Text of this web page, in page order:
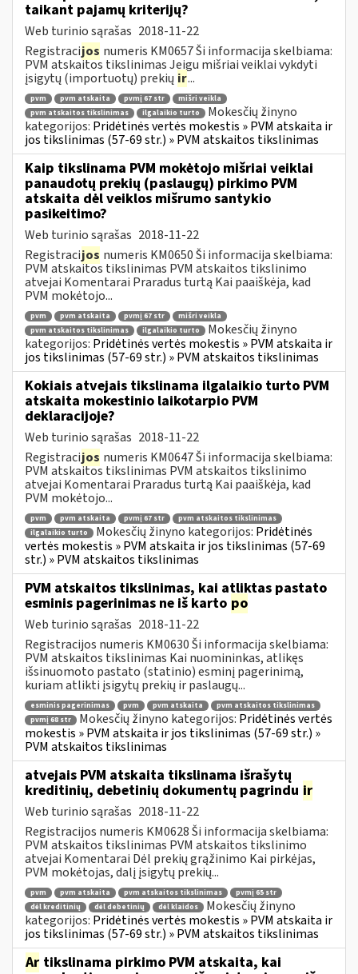
taikant pajamų kriterijų?
Web turinio sąrašas 2018-11-22
Registracijos numeris KM0657 Ši informacija skelbiama:
PVM atskaitos tikslinimas Jeigu mišriai veiklai vykdyti
įsigytų (importuotų) prekių ir...
pvm pvm atskaita pvmį 67 str
mišri veikla
pvm atskaitos tikslinimas
ilgalaikio turto
Mokesčių žinyno
kategorijos: Pridėtinės vertės mokestis » PVM atskaita ir
jos tikslinimas (57-69 str.) » PVM atskaitos tikslinimas
Kaip tikslinama PVM mokėtojo mišriai veiklai
panaudotų prekių (paslaugų) pirkimo PVM
atskaita dėl veiklos mišrumo santykio
pasikeitimo?
Web turinio sąrašas 2018-11-22
Registracijos numeris KM0650 Ši informacija skelbiama:
PVM atskaitos tikslinimas PVM atskaitos tikslinimo
atvejai Komentarai Praradus turtą Kai paaiškėja, kad
PVM mokėtojo...
pvm pvm atskaita pvmį 67 str
mišri veikla
pvm atskaitos tikslinimas
ilgalaikio turto
Mokesčių žinyno
kategorijos: Pridėtinės vertės mokestis » PVM atskaita ir
jos tikslinimas (57-69 str.) » PVM atskaitos tikslinimas
Kokiais atvejais tikslinama ilgalaikio turto PVM
atskaita mokestinio laikotarpio PVM
deklaracijoje?
Web turinio sąrašas 2018-11-22
Registracijos numeris KM0647 Ši informacija skelbiama:
PVM atskaitos tikslinimas PVM atskaitos tikslinimo
atvejai Komentarai Praradus turtą Kai paaiškėja, kad
PVM mokėtojo...
pvm pvm atskaita pvmį 67 str
pvm atskaitos tikslinimas
ilgalaikio turto
Mokesčių žinyno kategorijos: Pridėtinės
vertės mokestis » PVM atskaita ir jos tikslinimas (57-69
str.) » PVM atskaitos tikslinimas
PVM atskaitos tikslinimas, kai atliktas pastato
esminis pagerinimas ne iš karto po
Web turinio sąrašas 2018-11-22
Registracijos numeris KM0630 Ši informacija skelbiama:
PVM atskaitos tikslinimas Kai nuomininkas, atlikęs
išsinuomoto pastato (statinio) esminį pagerinimą,
kuriam atlikti įsigytų prekių ir paslaugų...
esminis pagerinimas pvm pvm atskaita
pvm atskaitos tikslinimas
pvmį 68 str
Mokesčių žinyno kategorijos: Pridėtinės vertės
mokestis » PVM atskaita ir jos tikslinimas (57-69 str.) »
PVM atskaitos tikslinimas
atvejais PVM atskaita tikslinama išrašytų
kreditinių, debetinių dokumentų pagrindu ir
Web turinio sąrašas 2018-11-22
Registracijos numeris KM0628 Ši informacija skelbiama:
PVM atskaitos tikslinimas PVM atskaitos tikslinimo
atvejai Komentarai Dėl prekių grąžinimo Kai pirkėjas,
PVM mokėtojas, dalį įsigytų prekių...
pvm pvm atskaita pvm atskaitos tikslinimas
pvmį 65 str
dėl kreditinių
dėl debetinių dėl klaidos
Mokesčių žinyno
kategorijos: Pridėtinės vertės mokestis » PVM atskaita ir
jos tikslinimas (57-69 str.) » PVM atskaitos tikslinimas
Ar tikslinama pirkimo PVM atskaita, kai